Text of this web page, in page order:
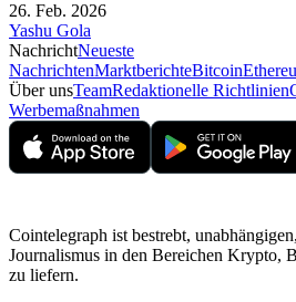
26. Feb. 2026
Yashu Gola
NachrichtNeueste
NachrichtenMarktberichteBitcoin
Über unsTeamRedaktionelle Richtlinien
Werbemaßnahmen
Cointelegraph ist bestrebt,
Journalismus in den Bereichen Krypto,
zu liefern.